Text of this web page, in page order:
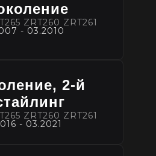
ZRT260 ZRT261
- 03.2010
2-й
ZRT260 ZRT261
- 03.2021